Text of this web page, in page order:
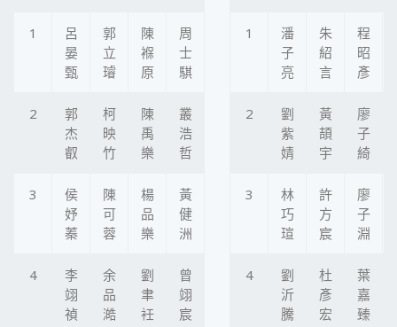
1
呂
晏
甄
郭
立
璿
陳
褓
原
周
士
騏
1
潘
子
亮
朱
紹
言
程
昭
彥
2
郭
杰
叡
柯
映
竹
陳
禹
樂
叢
浩
哲
2
劉
紫
婧
黃
頡
宇
廖
子
綺
3
侯
妤
蓁
陳
可
蓉
楊
品
樂
黃
健
洲
3
林
巧
瑄
許
方
宸
廖
子
淵
4
李
翊
禎
余
品
澔
劉
聿
衽
曾
翊
宸
4
劉
沂
騰
杜
彥
宏
葉
嘉
臻